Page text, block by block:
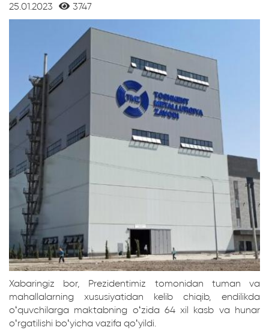
25.01.2023 3747
Xabaringiz bor, Prezidentimiz tomonidan tuman va
mahallalarning xususiyatidan kelib chiqib, endilikda
oʻquvchilarga maktabning oʻzida 64 xil kasb va hunar
oʻrgatilishi boʻyicha vazifa qoʻyildi.